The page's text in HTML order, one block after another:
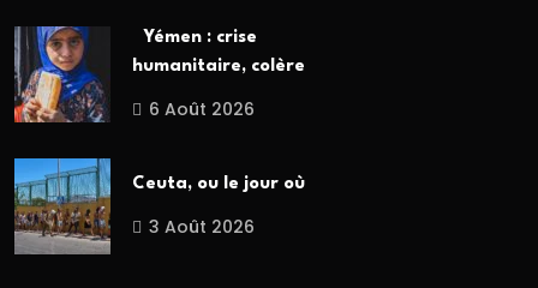
Yémen : crise
humanitaire, colère
6 Août 2026
Ceuta, ou le jour où
3 Août 2026